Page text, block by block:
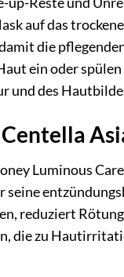
auf das
die
ein oder
und des
Luminous
seine
reduziert
die zu